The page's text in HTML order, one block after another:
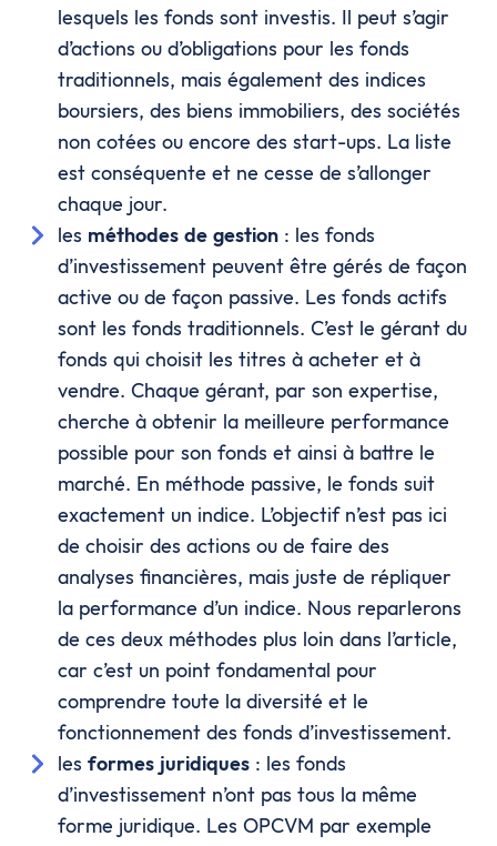
lesquels les fonds sont investis. Il peut s’agir
d’actions ou d’obligations pour les fonds
traditionnels, mais également des indices
boursiers, des biens immobiliers, des sociétés
non cotées ou encore des start-ups. La liste
est conséquente et ne cesse de s’allonger
chaque jour.
les méthodes de gestion : les fonds
d’investissement peuvent être gérés de façon
active ou de façon passive. Les fonds actifs
sont les fonds traditionnels. C’est le gérant du
fonds qui choisit les titres à acheter et à
vendre. Chaque gérant, par son expertise,
cherche à obtenir la meilleure performance
possible pour son fonds et ainsi à battre le
marché. En méthode passive, le fonds suit
exactement un indice. L’objectif n’est pas ici
de choisir des actions ou de faire des
analyses financières, mais juste de répliquer
la performance d’un indice. Nous reparlerons
de ces deux méthodes plus loin dans l’article,
car c’est un point fondamental pour
comprendre toute la diversité et le
fonctionnement des fonds d’investissement.
les formes juridiques : les fonds
d’investissement n’ont pas tous la même
forme juridique. Les OPCVM par exemple